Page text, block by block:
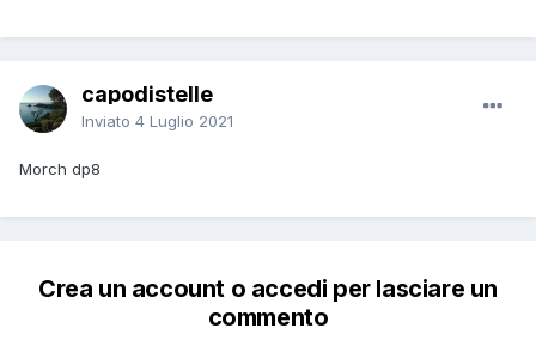
capodistelle
Inviato 4 Luglio 2021
Morch dp8
Crea un account o accedi per lasciare un
commento